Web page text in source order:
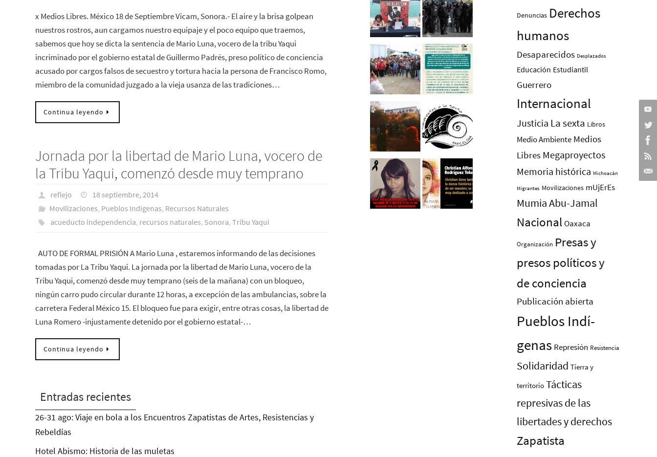
x Medios Libres. México 18 de Septiembre Vicam, Sonora.- El aire y la brisa golpean
nuestros rostros, aun cargamos nuestro equipaje y el poco equipo que traemos,
sabemos que hoy se dicta la sentencia de Mario Luna, vocero de la tribu Yaqui
incriminado por el gobierno estatal de Guillermo Padrés, preso político de conciencia
acusado por cargos falsos de secuestro y tortura hacia la persona de Francisco Romo,
miembro de la comunidad juzgado a la vieja usanza de las tradiciones…
Continua leyendo
Jornada por la libertad de Mario Luna, vocero de
la Tribu Yaqui, comenzó desde muy temprano
reflejo
18 septiembre, 2014
Movilizaciones, Pueblos Indí­genas, Recursos Naturales
acueducto independencia, recursos naturales, Sonora, Tribu Yaqui
AUTO DE FORMAL PRISIÓN A Mario Luna , estaremos informando de las decisiones
tomadas por La Tribu Yaqui. La jornada por la libertad de Mario Luna, vocero de la
Tribu Yaqui, comenzó desde muy temprano (seis de la mañana) con un bloqueo,
ningún carro pudo circular durante 12 horas, a excepción de las ambulancias, sobre la
carretera Federal México 15. El bloqueo fue para exigir, entre otras cosas, la libertad de
Luna Romero -injustamente detenido por el gobierno estatal-…
Continua leyendo
Entradas recientes
26-31 ago: Viaje en bola a los Encuentros Zapatistas de Artes, Resistencias y
Rebeldías
Hotel Abismo: Historia de las muletas
Denuncias Derechos
humanos
Desaparecidos Desplazados
Educación Estudiantil
Guerrero
Internacional
Justicia La sexta Libros
Medio Ambiente Medios
Libres Megaproyectos
Memoria histórica Michoacán
Migrantes Movilizaciones mUjErEs
Mumia Abu-Jamal
Nacional Oaxaca
Organización Presas y
presos polí­ticos y
de conciencia
Publicación abierta
Pueblos Indí­
genas Represión Resistencia
Solidaridad Tierra y
territorio Tácticas
represivas de las
libertades y derechos
Zapatista